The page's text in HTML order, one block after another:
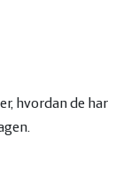
hvordan de har